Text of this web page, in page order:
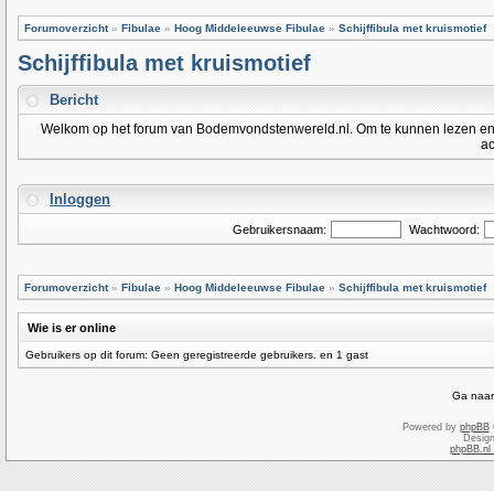
Forumoverzicht» Fibulae » Hoog Middeleeuwse Fibulae » Schijffibula met kruismotief
Schijffibula met kruismotief
Bericht
Welkom op het forum van Bodemvondstenwereld.nl. Om te kunnen lezen
Inloggen
Gebruikersnaam: Wachtwoord:
Forumoverzicht» Fibulae » Hoog Middeleeuwse Fibulae » Schijffibula met kruismotief
Wie is er online
Gebruikers op dit forum: Geen geregistreerde gebruikers. en 1 gast
Ga
Powered by phpBB
phpBB.nl